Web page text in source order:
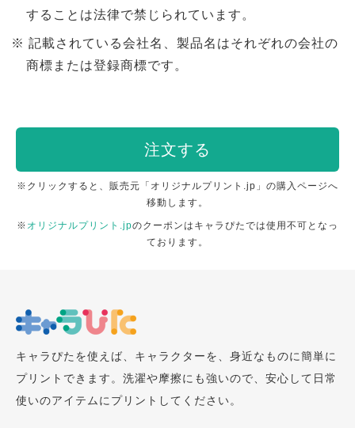
することは法律で禁じられています。
記載されている会社名、製品名はそれぞれの会社の
商標または登録商標です。
注文する
※クリックすると、販売元「オリジナルプリント.jp」の購入ページへ
移動します。
※ オリジナルプリント.jpのクーポンはキャラぴたでは使用不可となっ
ております。
キャラぴたを使えば、キャラクターを、身近なものに簡単に
プリントできます。洗濯や摩擦にも強いので、安心して日常
使いのアイテムにプリントしてください。